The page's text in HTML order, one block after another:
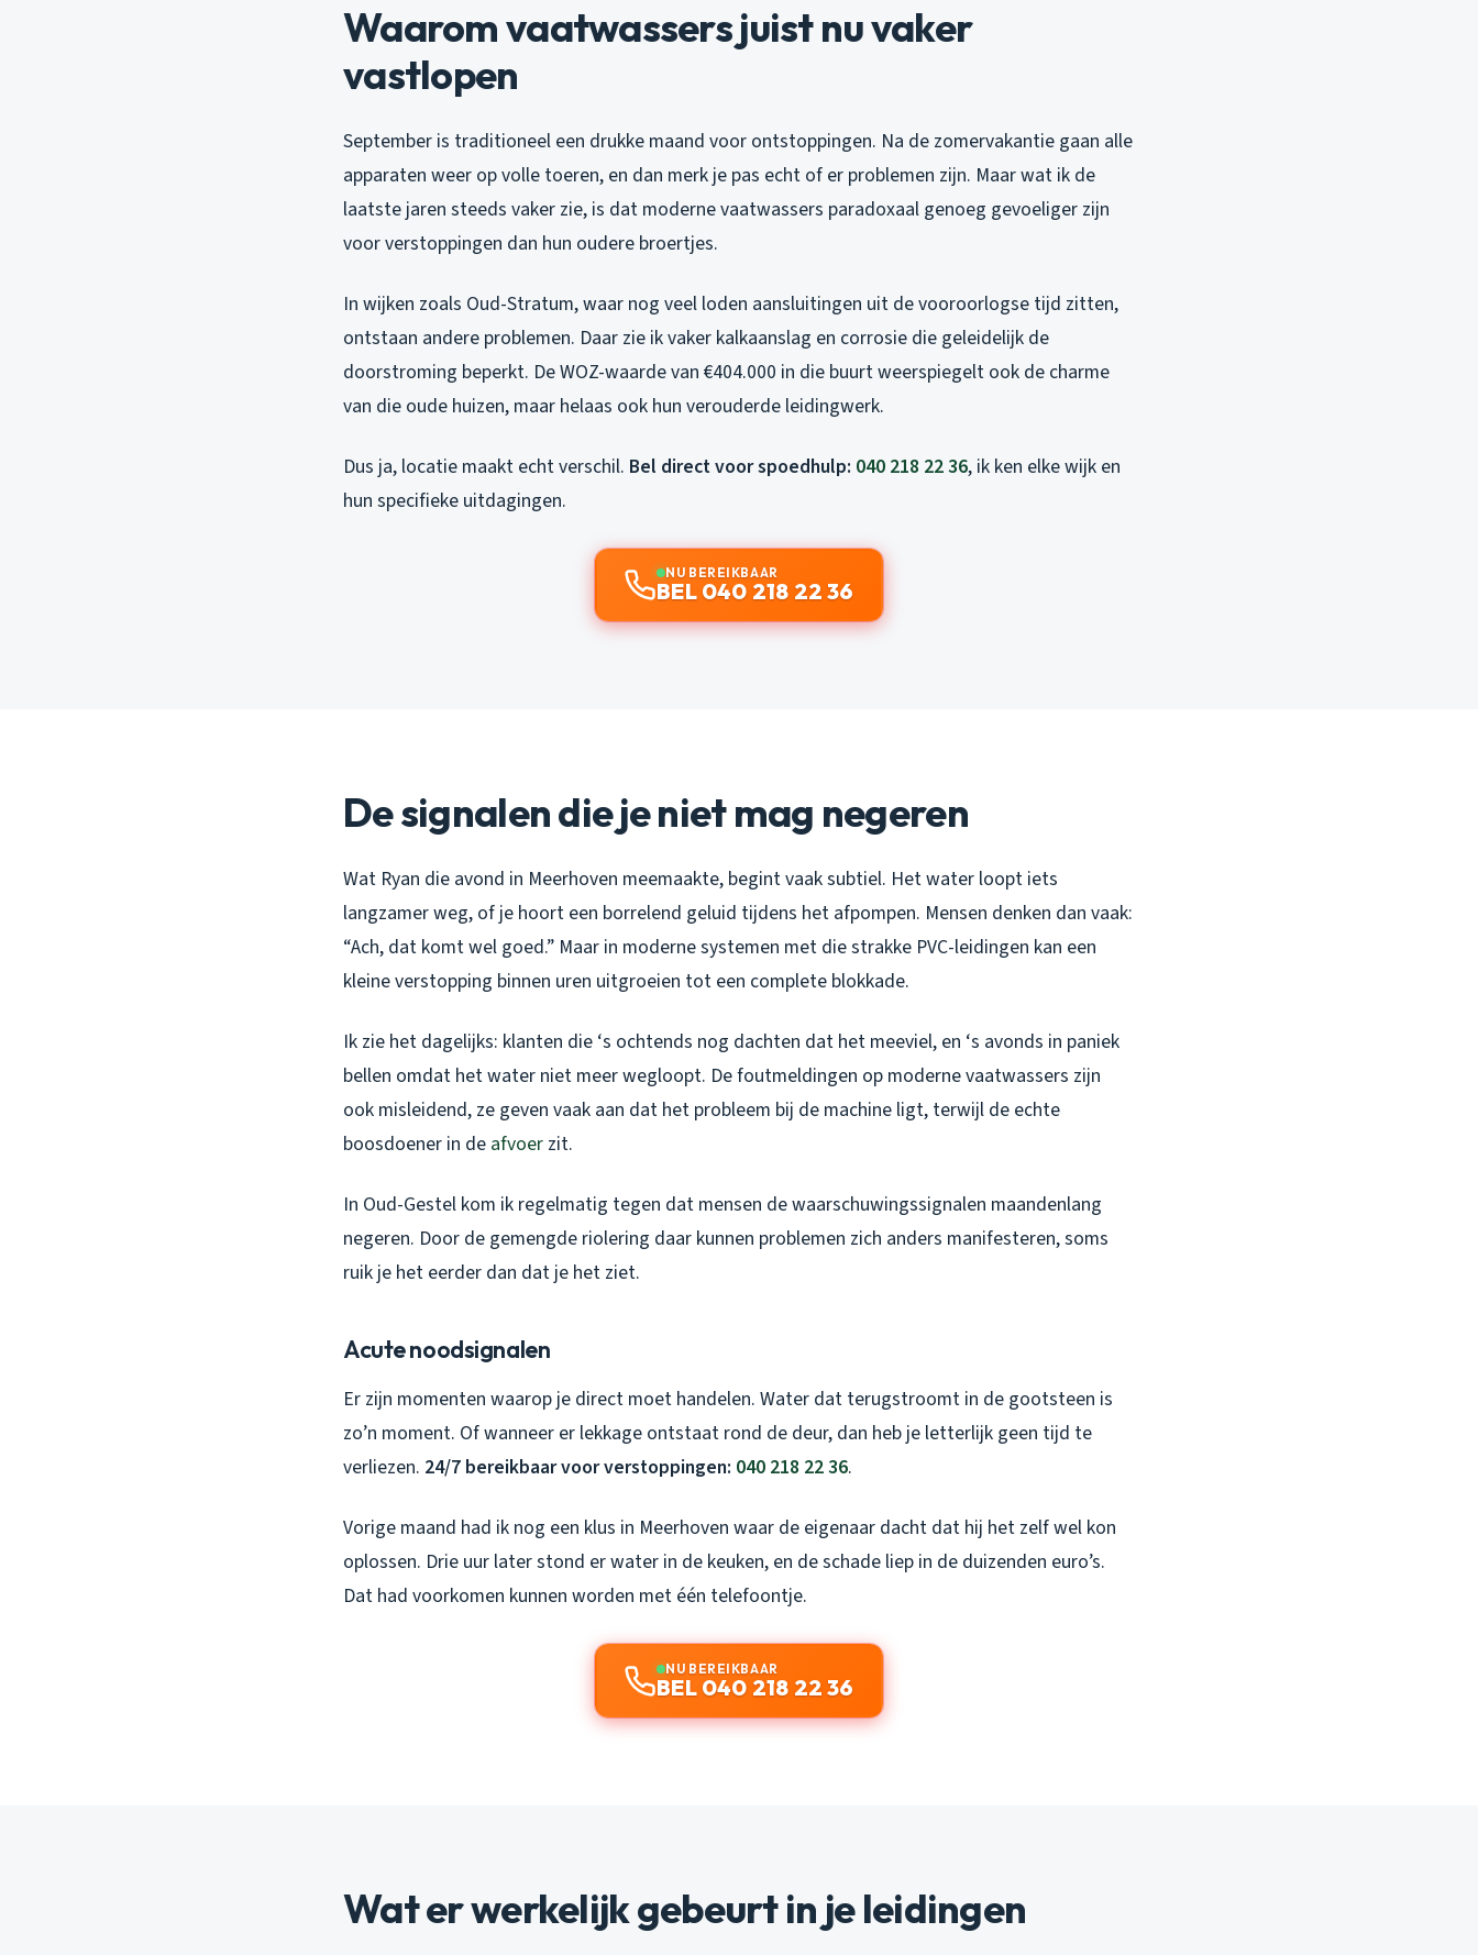
Waarom vaatwassers juist nu vaker
vastlopen
September is traditioneel een drukke maand voor ontstoppingen. Na de zomervakantie gaan alle
apparaten weer op volle toeren, en dan merk je pas echt of er problemen zijn. Maar wat ik de
laatste jaren steeds vaker zie, is dat moderne vaatwassers paradoxaal genoeg gevoeliger zijn
voor verstoppingen dan hun oudere broertjes.
In wijken zoals Oud-Stratum, waar nog veel loden aansluitingen uit de vooroorlogse tijd zitten,
ontstaan andere problemen. Daar zie ik vaker kalkaanslag en corrosie die geleidelijk de
doorstroming beperkt. De WOZ-waarde van €404.000 in die buurt weerspiegelt ook de charme
van die oude huizen, maar helaas ook hun verouderde leidingwerk.
Dus ja, locatie maakt echt verschil. Bel direct voor spoedhulp: 040 218 22 36, ik ken elke wijk en
hun specifieke uitdagingen.
NU BEREIKBAAR
BEL 040 218 22 36
De signalen die je niet mag negeren
Wat Ryan die avond in Meerhoven meemaakte, begint vaak subtiel. Het water loopt iets
langzamer weg, of je hoort een borrelend geluid tijdens het afpompen. Mensen denken dan vaak:
“Ach, dat komt wel goed.” Maar in moderne systemen met die strakke PVC-leidingen kan een
kleine verstopping binnen uren uitgroeien tot een complete blokkade.
Ik zie het dagelijks: klanten die ‘s ochtends nog dachten dat het meeviel, en ‘s avonds in paniek
bellen omdat het water niet meer wegloopt. De foutmeldingen op moderne vaatwassers zijn
ook misleidend, ze geven vaak aan dat het probleem bij de machine ligt, terwijl de echte
boosdoener in de afvoer zit.
In Oud-Gestel kom ik regelmatig tegen dat mensen de waarschuwingssignalen maandenlang
negeren. Door de gemengde riolering daar kunnen problemen zich anders manifesteren, soms
ruik je het eerder dan dat je het ziet.
Acute noodsignalen
Er zijn momenten waarop je direct moet handelen. Water dat terugstroomt in de gootsteen is
zo’n moment. Of wanneer er lekkage ontstaat rond de deur, dan heb je letterlijk geen tijd te
verliezen. 24/7 bereikbaar voor verstoppingen: 040 218 22 36.
Vorige maand had ik nog een klus in Meerhoven waar de eigenaar dacht dat hij het zelf wel kon
oplossen. Drie uur later stond er water in de keuken, en de schade liep in de duizenden euro’s.
Dat had voorkomen kunnen worden met één telefoontje.
NU BEREIKBAAR
BEL 040 218 22 36
Wat er werkelijk gebeurt in je leidingen